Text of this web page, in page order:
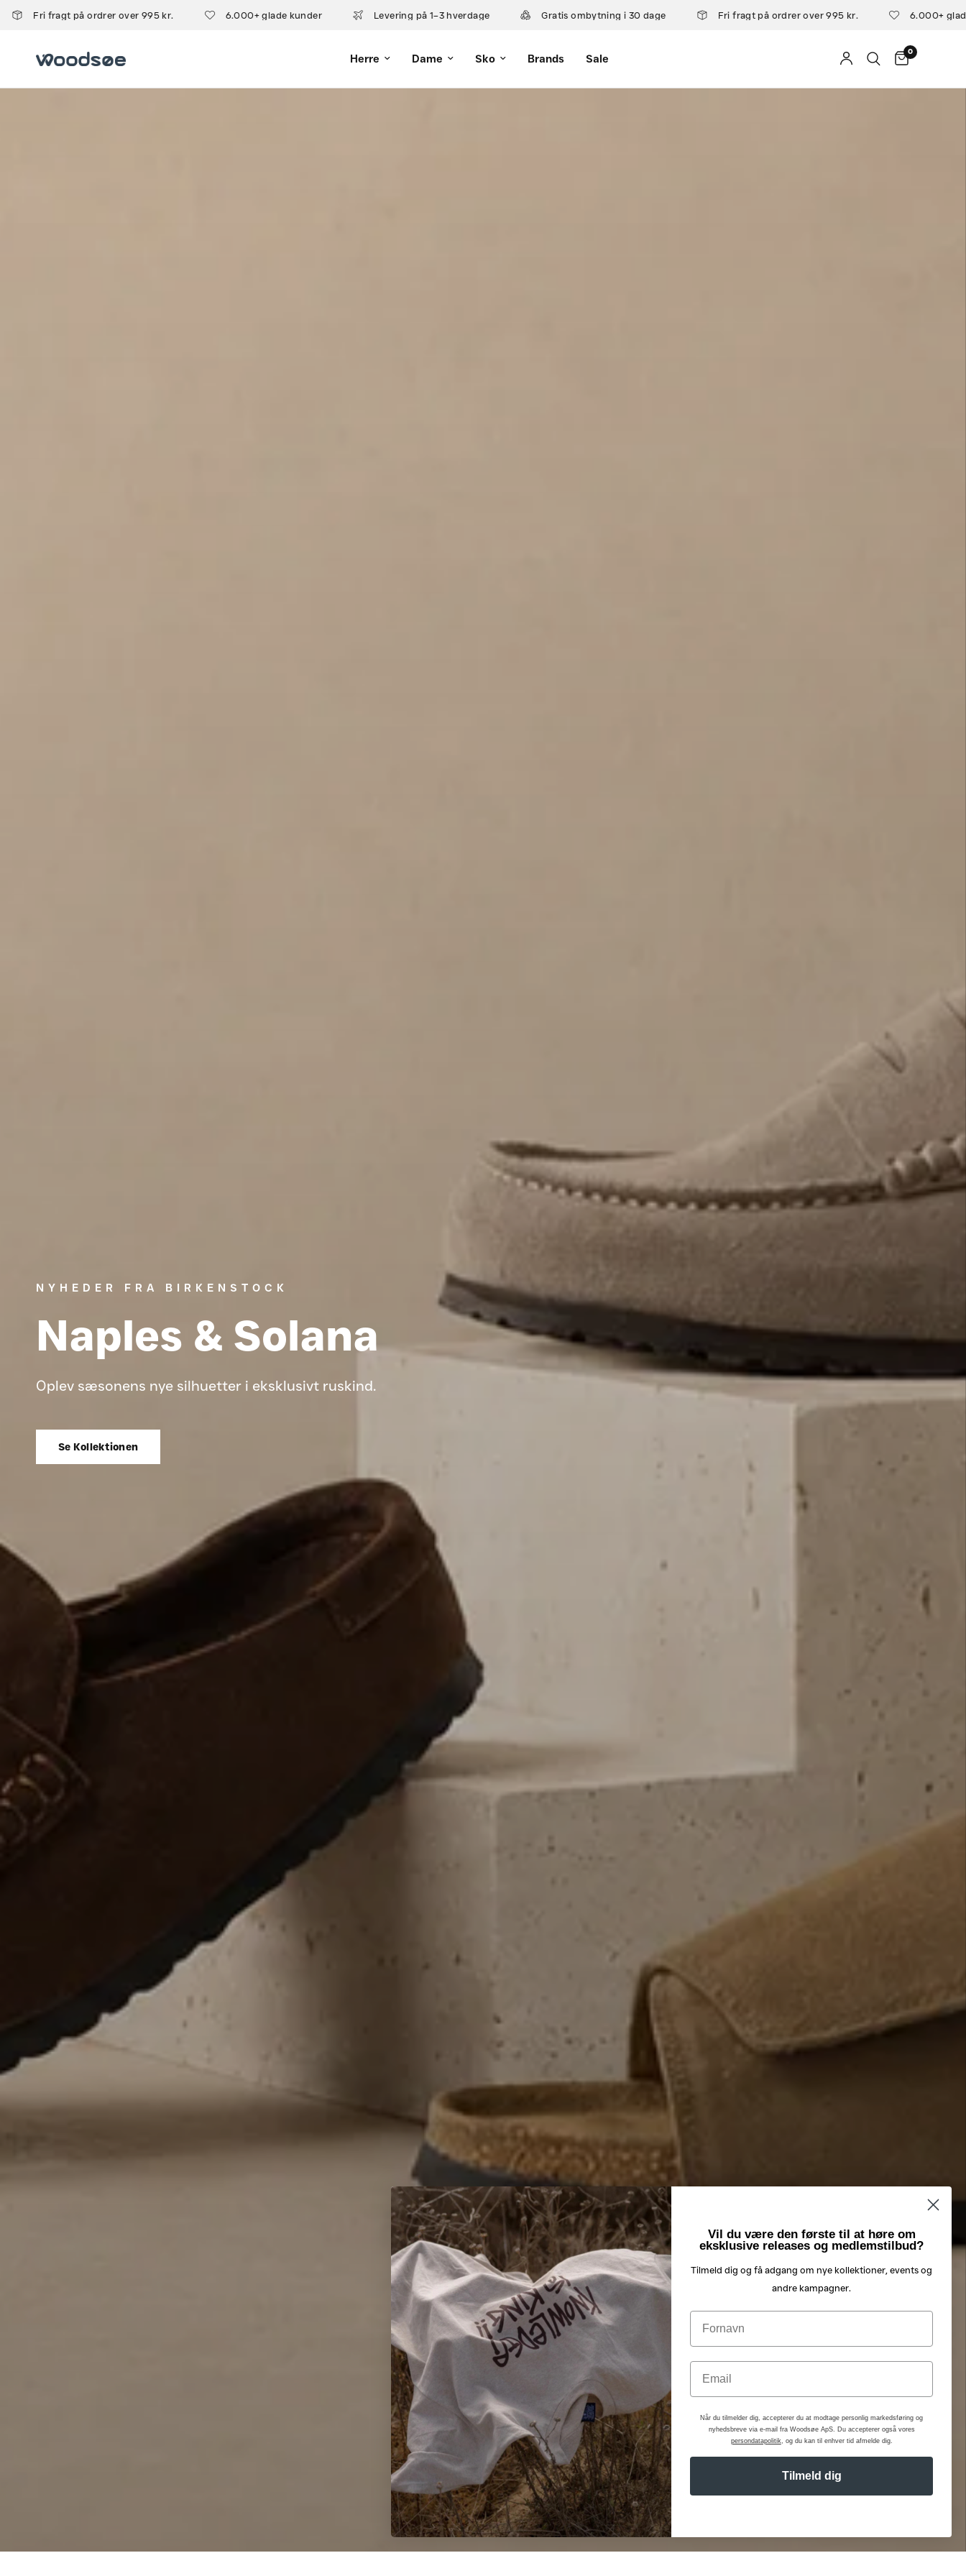
Fri fragt på ordrer over 995 kr. 6.000+ glade kunder Levering på 1–3 hverdage Gratis ombytning i 30 dage Fri fragt på ordrer over 995 kr. 6.000+ glade
Herre Dame Sko Brands Sale
0
NYHEDER FRA BIRKENSTOCK
Naples & Solana
Oplev sæsonens nye silhuetter i eksklusivt ruskind.
Se Kollektionen
Vil du være den første til at høre om
eksklusive releases og medlemstilbud?
Tilmeld dig og få adgang om nye kollektioner, events og
andre kampagner.
Fornavn - signup
Email
Når du tilmelder dig, accepterer du at modtage personlig markedsføring og
nyhedsbreve via e-mail fra Woodsøe ApS. Du accepterer også vores
persondatapolitik , og du kan til enhver tid afmelde dig.
Tilmeld dig